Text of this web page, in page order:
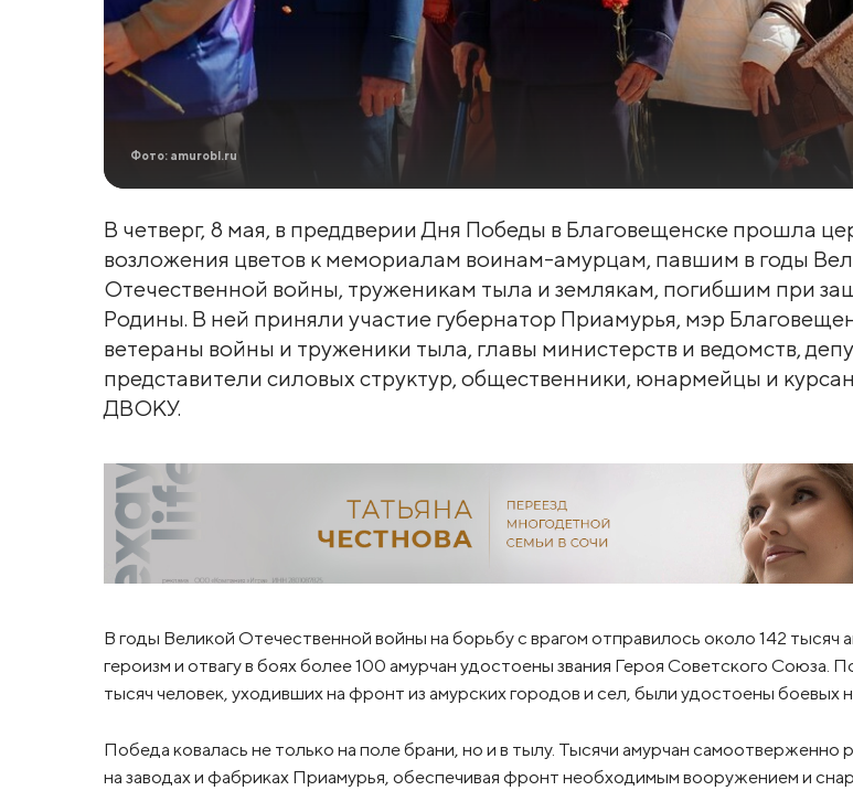
Фото: amurobl.ru
В четверг, 8 мая, в преддверии Дня Победы в Благовещенске прошла
возложения цветов к мемориалам воинам-амурцам, павшим в годы
Отечественной войны, труженикам тыла и землякам, погибшим при
Родины. В ней приняли участие губернатор Приамурья, мэр
ветераны войны и труженики тыла, главы министерств и ведомств,
представители силовых структур, общественники, юнармейцы и
ДВОКУ.
В годы Великой Отечественной войны на борьбу с врагом отправилось около 142 тысяч
героизм и отвагу в боях более 100 амурчан удостоены звания Героя Советского Союза.
тысяч человек, уходивших на фронт из амурских городов и сел, были удостоены боевых
Победа ковалась не только на поле брани, но и в тылу. Тысячи амурчан самоотверженно
на заводах и фабриках Приамурья, обеспечивая фронт необходимым вооружением и